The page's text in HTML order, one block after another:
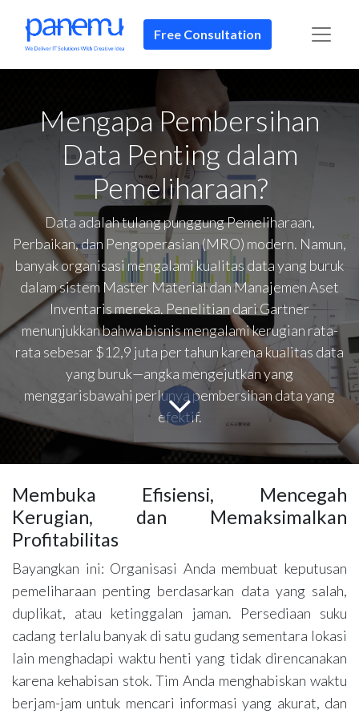
Free Consultation
Mengapa Pembersihan
Data Penting dalam
Pemeliharaan?
Data adalah tulang punggung Pemeliharaan,
Perbaikan, dan Pengoperasian (MRO) modern. Namun,
banyak organisasi mengalami kualitas data yang buruk
dalam sistem Master Material dan Manajemen Aset
Inventaris mereka. Penelitian dari Gartner
menunjukkan bahwa bisnis mengalami kerugian rata-
rata sebesar $12,9 juta per tahun karena kualitas data
yang buruk—angka mengejutkan yang
menggarisbawahi perlunya pembersihan data yang
efektif.
Membuka Efisiensi, Mencegah
Kerugian, dan Memaksimalkan
Profitabilitas
Bayangkan ini: Organisasi Anda membuat keputusan
pemeliharaan penting berdasarkan data yang salah,
duplikat, atau ketinggalan jaman. Persediaan suku
cadang terlalu banyak di satu gudang sementara lokasi
lain menghadapi waktu henti yang tidak direncanakan
karena kehabisan stok. Tim Anda menghabiskan waktu
berjam-jam untuk mencari informasi yang akurat, dan